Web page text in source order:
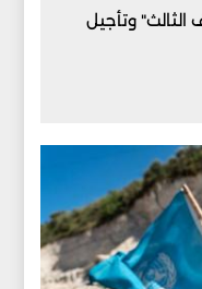
وتأجيل